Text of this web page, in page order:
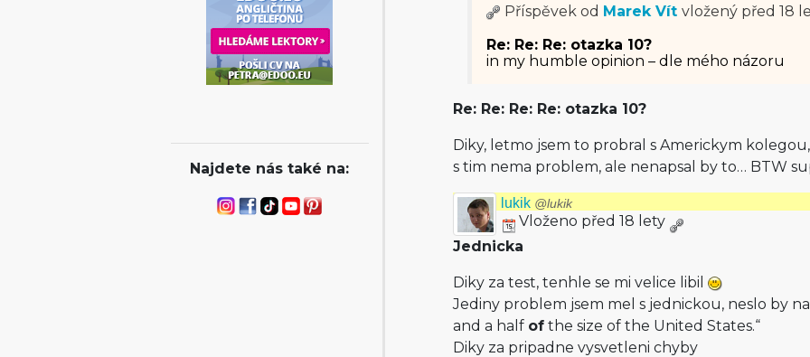
Najdete nás také na:
Příspěvek od Marek Vít vložený před 18
Re: Re: Re: otazka 10?
in my humble opinion – dle mého názoru
Re: Re: Re: Re: otazka 10?
Diky, letmo jsem to probral s Americkym
s tim nema problem, ale nenapsal by to… BTW
lukik @lukik
Vloženo před 18 lety
Jednicka
Diky za test, tenhle se mi velice libil
Jediny problem jsem mel s jednickou, neslo by
and a half ofthe size of the United States.“
Diky za pripadne vysvetleni chyby